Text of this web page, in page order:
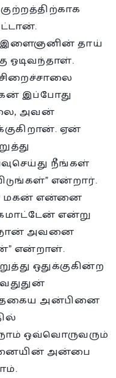
இளைஞனின் தாய்
ஓடிவந்தாள்.
இப்போது
அவன்
ஏன்
நீங்கள்
என்றார்.
மகன் என்னை
என்று
நான் அவனை
என்றாள்.
ஒதுக்குகின்ற
அன்பினை
ஒவ்வொருவரும்
அன்பை